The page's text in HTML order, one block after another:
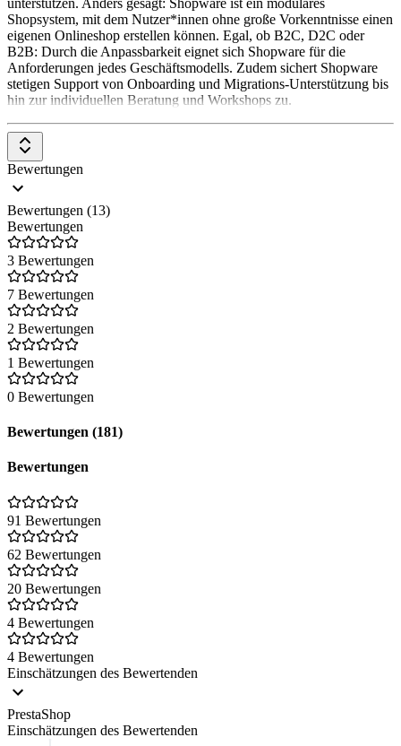
Shopsystem, mit dem Nutzer*innen ohne große Vorkenntnisse einen
eigenen Onlineshop erstellen können. Egal, ob B2C, D2C oder
B2B: Durch die Anpassbarkeit eignet sich Shopware für die
Anforderungen jedes Geschäftsmodells. Zudem sichert Shopware
stetigen Support von Onboarding und Migrations-Unterstützung bis
hin zur individuellen Beratung und Workshops zu.
Bewertungen
Bewertungen (13)
Bewertungen
3 Bewertungen
7 Bewertungen
2 Bewertungen
1 Bewertungen
0 Bewertungen
Bewertungen (181)
Bewertungen
91 Bewertungen
62 Bewertungen
20 Bewertungen
4 Bewertungen
4 Bewertungen
Einschätzungen des Bewertenden
PrestaShop
Einschätzungen des Bewertenden